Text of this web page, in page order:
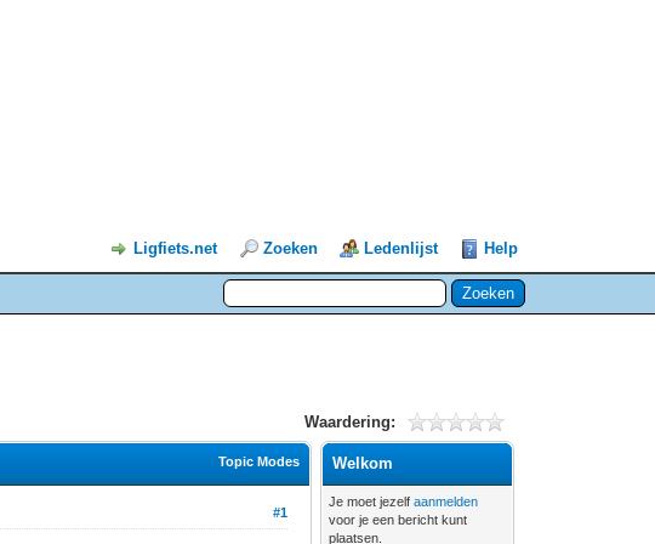
Ligfiets.net Zoeken Ledenlijst Help
Waardering:
Topic Modes
#1
Welkom
Je moet jezelfaanmelden
voor je een bericht kunt
plaatsen.